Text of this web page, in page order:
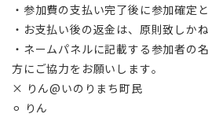
・参加費の支払い完了後に参加確定
・お支払い後の返金は、原則致しかね
・ネームパネルに記載する参加者の
方にご協力をお願いします。
× りん@いのりまち町民
⚪︎ りん